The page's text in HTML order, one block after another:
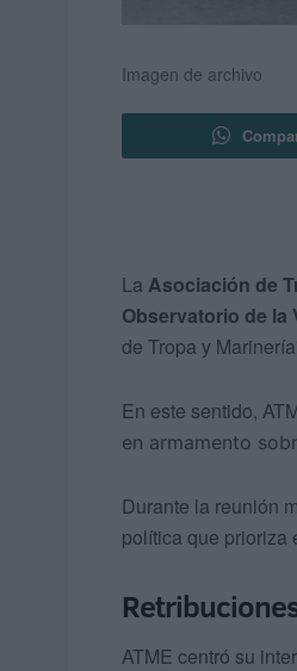
Imagen de archivo
La Asociación de
Observatorio de la
de Tropa y
En este sentido,
en armamento
Durante la reunión
política que prioriza
ATME centró su